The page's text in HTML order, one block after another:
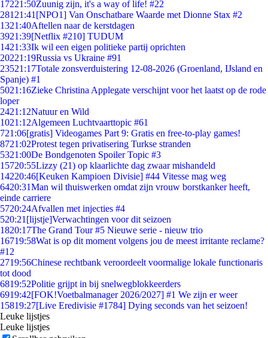
17221:50Zuunig zijn, it's a way of life! #22
281 21:41 [NPO1] Van Onschatbare Waarde met Dionne Stax #2
1321:40Aftellen naar de kerstdagen
3921:39[Netflix #210] TUDUM
1421:33Ik wil een eigen politieke partij oprichten
20221:19Russia vs Ukraine #91
23521:17Totale zonsverduistering 12-08-2026 (Groenland, IJsland en
Spanje) #1
5021:16Zieke Christina Applegate verschijnt voor het laatst op de rode
loper
2421:12Natuur en Wild
1021:12Algemeen Luchtvaarttopic #61
721:06[gratis] Videogames Part 9: Gratis en free-to-play games!
8721:02Protest tegen privatisering Turkse stranden
5321:00De Bondgenoten Spoiler Topic #3
15720:55Lizzy (21) op klaarlichte dag zwaar mishandeld
14220:46[Keuken Kampioen Divisie] #44 Vitesse mag weg
6420:31Man wil thuiswerken omdat zijn vrouw borstkanker heeft,
einde carriere
5720:24Afvallen met injecties #4
520:21 [lijstje]Verwachtingen voor dit seizoen
1820:17The Grand Tour #5 Nieuwe serie - nieuw trio
16719:58Wat is op dit moment volgens jou de meest irritante reclame?
#12
2719:56Chinese rechtbank veroordeelt voormalige lokale functionaris
tot dood
6819:52Politie grijpt in bij snelwegblokkeerders
6919:42[FOK!Voetbalmanager 2026/2027] #1 We zijn er weer
15819:27[Live Eredivisie #1784] Dying seconds van het seizoen!
Leuke lijstjes
Leuke lijstjes